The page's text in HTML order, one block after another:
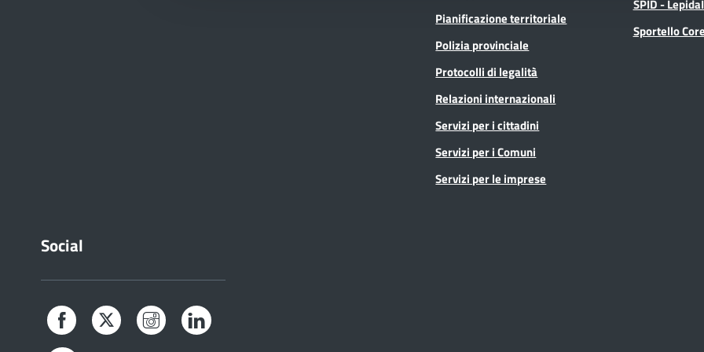
Pianificazione territoriale
Polizia provinciale
Protocolli di legalità
Relazioni internazionali
Servizi per i cittadini
Servizi per i Comuni
Servizi per le imprese
SPID -
Sportello
Social
Facebook Twitter Instagram